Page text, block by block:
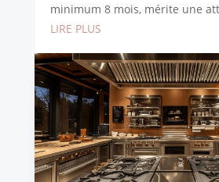
minimum 8 mois, mérite une
LIRE PLUS